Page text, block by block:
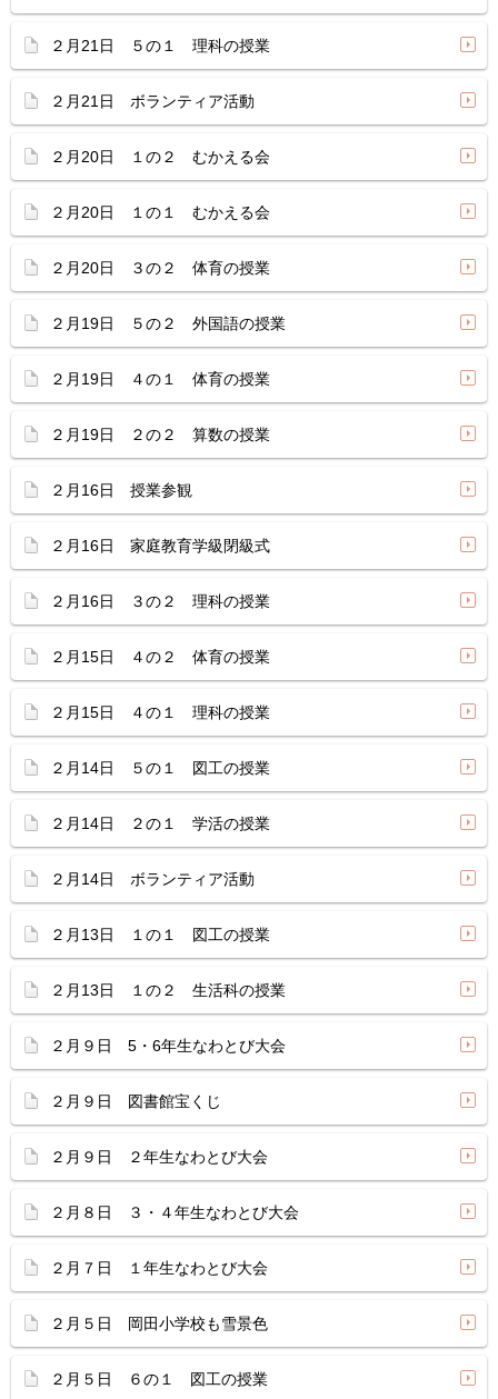
２月21日 ５の１ 理科の授業
２月21日 ボランティア活動
２月20日 １の２ むかえる会
２月20日 １の１ むかえる会
２月20日 ３の２ 体育の授業
２月19日 ５の２ 外国語の授業
２月19日 ４の１ 体育の授業
２月19日 ２の２ 算数の授業
２月16日 授業参観
２月16日 家庭教育学級閉級式
２月16日 ３の２ 理科の授業
２月15日 ４の２ 体育の授業
２月15日 ４の１ 理科の授業
２月14日 ５の１ 図工の授業
２月14日 ２の１ 学活の授業
２月14日 ボランティア活動
２月13日 １の１ 図工の授業
２月13日 １の２ 生活科の授業
２月９日 5・6年生なわとび大会
２月９日 図書館宝くじ
２月９日 ２年生なわとび大会
２月８日 ３・４年生なわとび大会
２月７日 １年生なわとび大会
２月５日 岡田小学校も雪景色
２月５日 ６の１ 図工の授業